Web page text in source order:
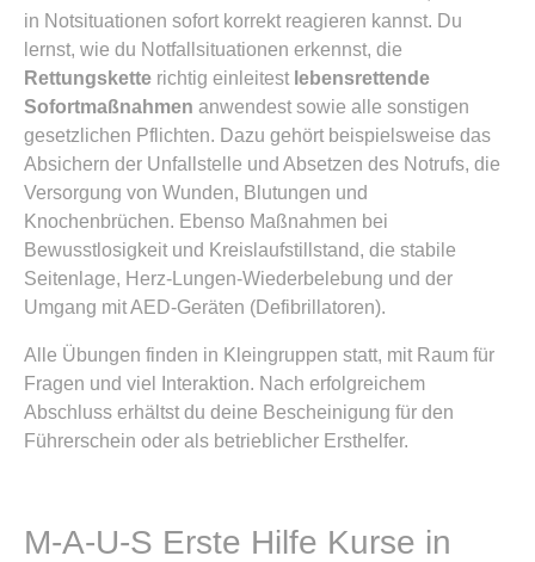
in Notsituationen sofort korrekt reagieren kannst. Du
lernst, wie du Notfallsituationen erkennst, die
Rettungskette richtig einleitest lebensrettende
Sofortmaßnahmen anwendest sowie alle sonstigen
gesetzlichen Pflichten. Dazu gehört beispielsweise das
Absichern der Unfallstelle und Absetzen des Notrufs, die
Versorgung von Wunden, Blutungen und
Knochenbrüchen. Ebenso Maßnahmen bei
Bewusstlosigkeit und Kreislaufstillstand, die stabile
Seitenlage, Herz-Lungen-Wiederbelebung und der
Umgang mit AED-Geräten (Defibrillatoren).
Alle Übungen finden in Kleingruppen statt, mit Raum für
Fragen und viel Interaktion. Nach erfolgreichem
Abschluss erhältst du deine Bescheinigung für den
Führerschein oder als betrieblicher Ersthelfer.
M-A-U-S Erste Hilfe Kurse in